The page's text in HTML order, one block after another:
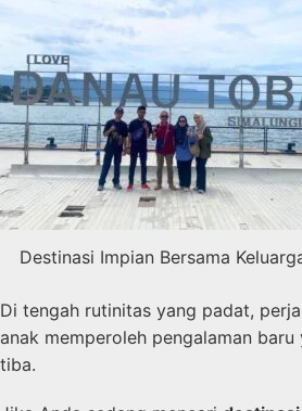
Destinasi Impian Bersama
Di tengah rutinitas yang padat,
anak memperoleh pengalaman
tiba.